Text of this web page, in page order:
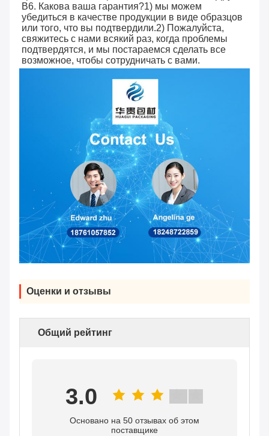
В6. Какова ваша гарантия?1) мы можем
убедиться в качестве продукции в виде образцов
или того, что вы подтвердили.2) Пожалуйста,
свяжитесь с нами всякий раз, когда проблемы
подтвердятся, и мы постараемся сделать все
возможное, чтобы сотрудничать с вами.
Оценки и отзывы
Общий рейтинг
3.0
Основано на 50 отзывах об этом
поставщике